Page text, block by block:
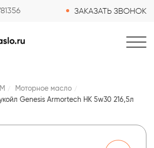
ЗАКАЗАТЬ ЗВОНОК
Моторное масло
Genesis Armortech HK 5w30 216,5л